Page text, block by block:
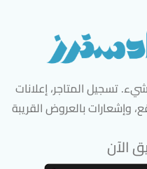
تسجيل المتاجر، إعلانات
وإشعارات بالعروض القريبة
الآن